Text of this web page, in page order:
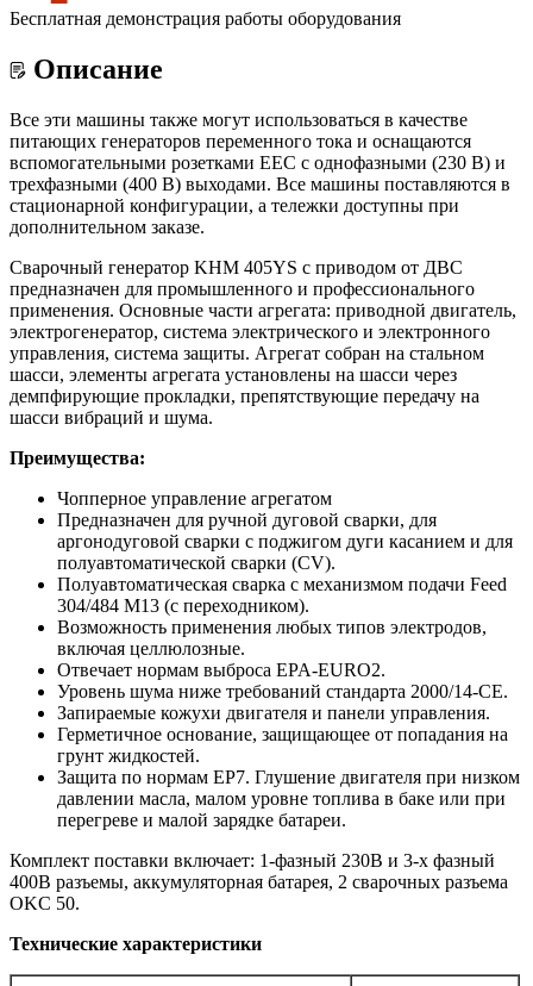
Бесплатная демонстрация работы оборудования
Описание
Все эти машины также могут использоваться в качестве
питающих генераторов переменного тока и оснащаются
вспомогательными розетками EEC с однофазными (230 В) и
трехфазными (400 В) выходами. Все машины поставляются в
стационарной конфигурации, а тележки доступны при
дополнительном заказе.
Сварочный генератор KHM 405YS с приводом от ДВС
предназначен для промышленного и профессионального
применения. Основные части агрегата: приводной двигатель,
электрогенератор, система электрического и электронного
управления, система защиты. Агрегат собран на стальном
шасси, элементы агрегата установлены на шасси через
демпфирующие прокладки, препятствующие передачу на
шасси вибраций и шума.
Преимущества:
Чoпперное управление агрегатом
Предназначен для ручной дуговой сварки, для
аргонодуговой сварки с поджигом дуги касанием и для
полуавтоматической сварки (CV).
Полуавтоматическая сварка с механизмом подачи Feed
304/484 M13 (с переходником).
Возможность применения любых типов электродов,
включая целлюлозные.
Отвечает нормам выброса EPA-EURO2.
Уровень шума ниже требований стандарта 2000/14-CE.
Запираемые кожухи двигателя и панели управления.
Герметичное основание, защищающее от попадания на
грунт жидкостей.
Защита по нормам EP7. Глушение двигателя при низком
давлении масла, малом уровне топлива в баке или при
перегреве и малой зарядке батареи.
Комплект поставки включает: 1-фазный 230В и 3-х фазный
400В разъемы, аккумуляторная батарея, 2 сварочных разъема
OKC 50.
Технические характеристики